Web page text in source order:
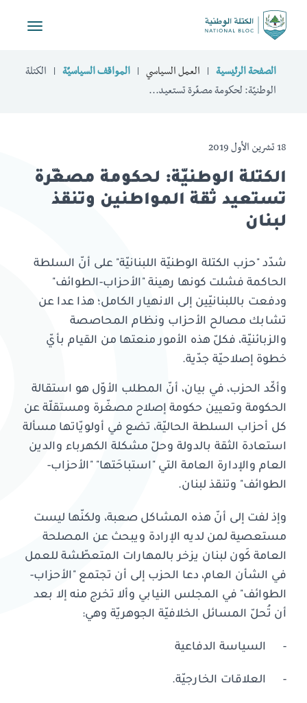
Toggle
الصفحة الرئيسية العمل السياسي المواقف السياسيّة
الكتلة
الوطنيّة: لحكومة مصغّرة تستعيد...
18 تشرين الأول 2019
الكتلة الوطنيّة: لحكومة مصغّرة
تستعيد ثقة المواطنين وتنقذ
لبنان
شدّد "حزب الكتلة الوطنيّة اللبنانيّة" على أنّ السلطة
الحاكمة فشلت كونها رهينة "الأحزاب-الطوائف"
ودفعت باللبنانيّين إلى الانهيار الكامل؛ هذا عدا عن
تشابك مصالح الأحزاب ونظام المحاصصة
والزبائنيّة، فكلّ هذه الأمور منعتها من القيام بأيّ
خطوة إصلاحيّة جدّية.
وأكّد الحزب، في بيان، أنّ المطلب الأوّل هو استقالة
الحكومة وتعيين حكومة إصلاح مصغّرة ومستقلّة عن
كل أحزاب السلطة الحاليّة، تضع في أولويّاتها مسألة
استعادة الثقة بالدولة وحلّ مشكلة الكهرباء والدين
العام والإدارة العامة التي "استباحَتها" "الأحزاب-
الطوائف" وتنقذ لبنان.
وإذ لفت إلى أنّ هذه المشاكل صعبة، ولكنّها ليست
مستعصية لمن لديه الإرادة ويبحث عن المصلحة
العامة كَون لبنان يزخر بالمهارات المتعطّشة للعمل
في الشأن العام، دعا الحزب إلى أن تجتمع "الأحزاب-
الطوائف" في المجلس النيابي وألا تخرج منه إلا بعد
أن تُحلّ المسائل الخلافيّة الجوهريّة وهي:
- السياسة الدفاعية
- العلاقات الخارجيّة.